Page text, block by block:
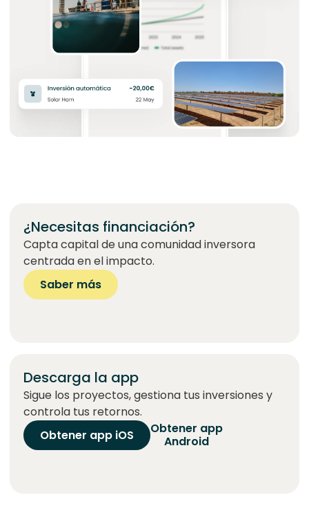
¿Necesitas financiación?
Capta capital de una comunidad inversora
centrada en el impacto.
Saber más
Descarga la app
Sigue los proyectos, gestiona tus inversiones y
controla tus retornos.
Obtener app iOS
Obtener app
Android